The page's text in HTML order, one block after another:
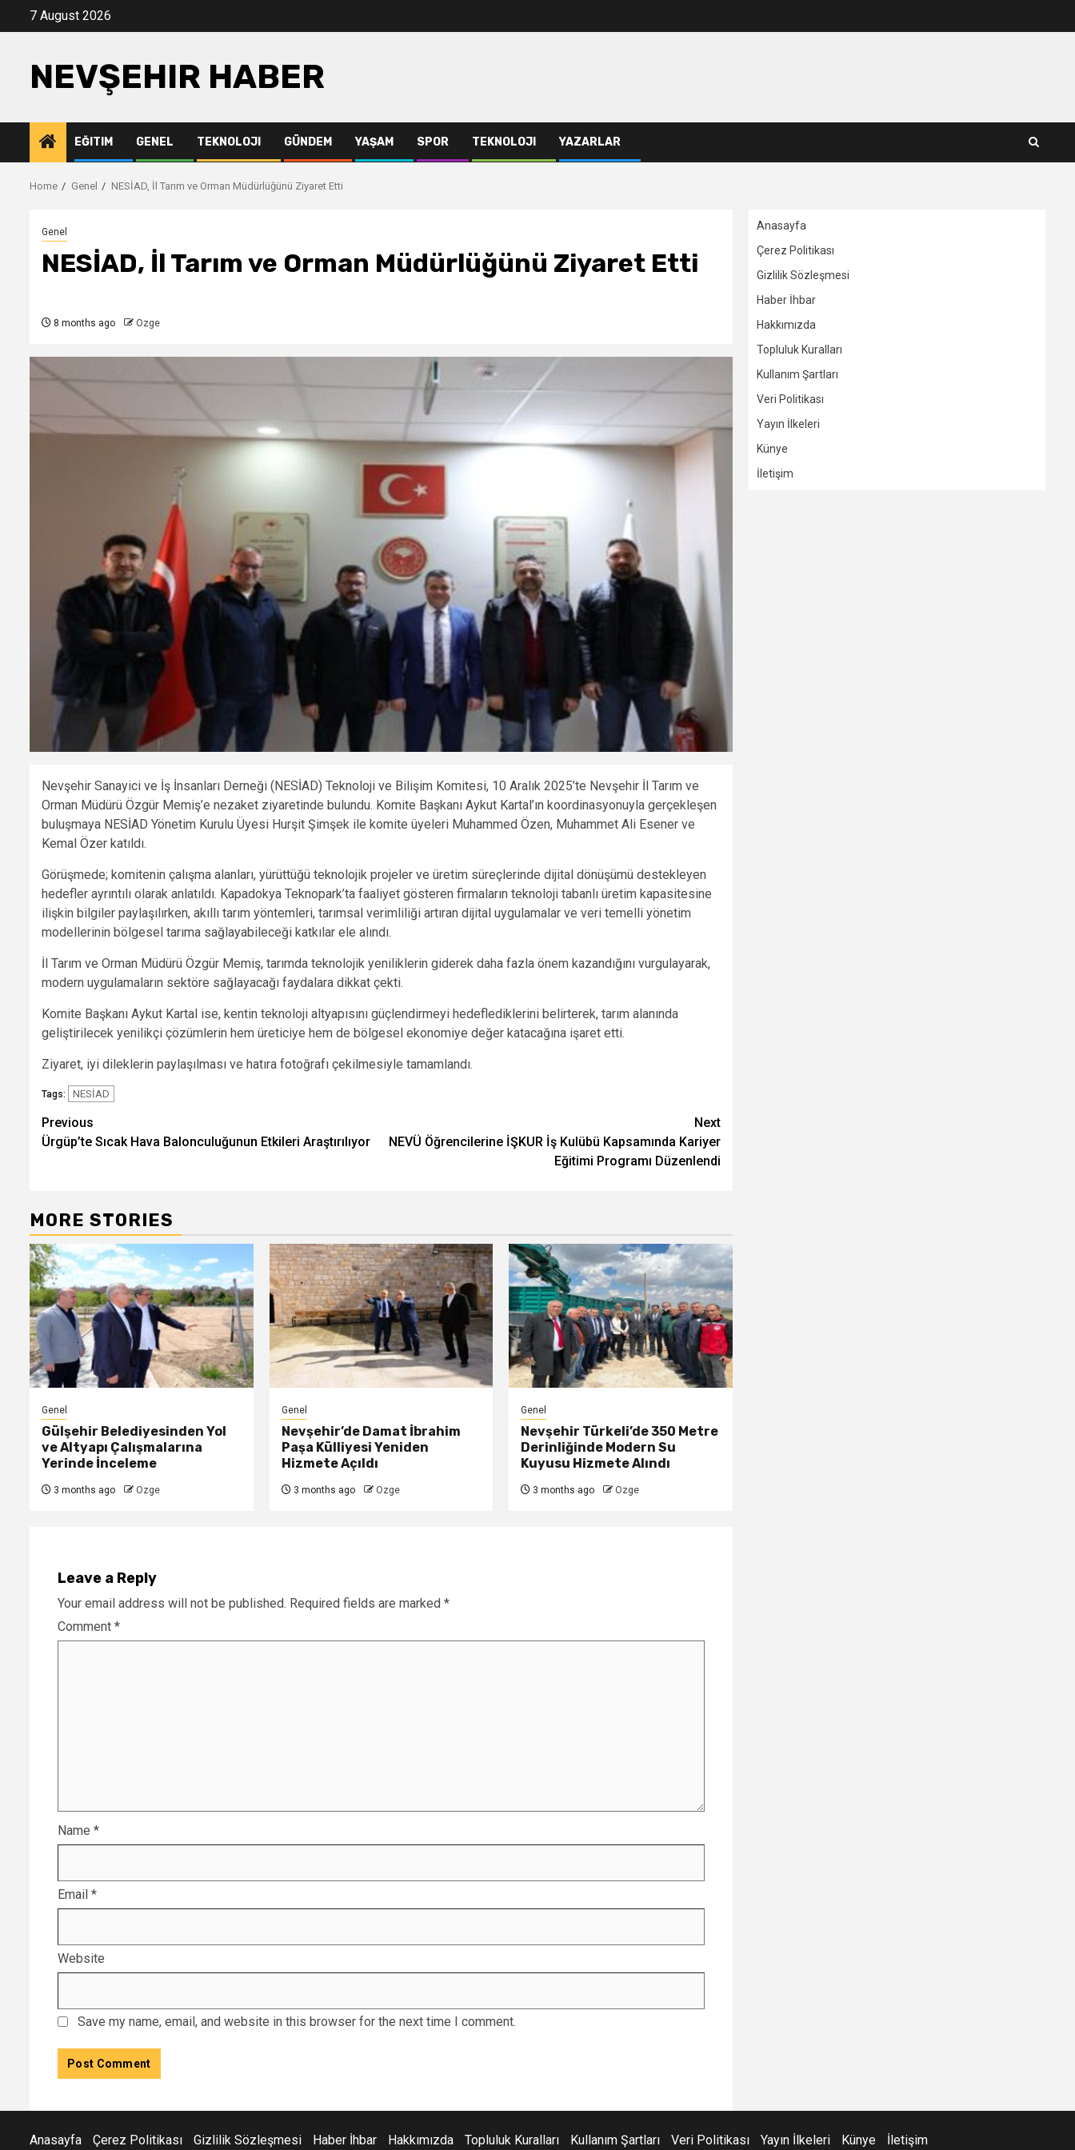
7 August 2026
NEVŞEHIR HABER
EĞITIM GENEL TEKNOLOJI GÜNDEM YAŞAM SPOR TEKNOLOJI YAZARLAR
Home Genel NESİAD, İl Tarım ve Orman Müdürlüğünü Ziyaret Etti
Genel
NESİAD, İl Tarım ve Orman Müdürlüğünü Ziyaret Etti
8 months ago Ozge
Nevşehir Sanayici ve İş İnsanları Derneği (NESİAD) Teknoloji ve Bilişim Komitesi, 10 Aralık 2025’te Nevşehir İl Tarım ve
Orman Müdürü Özgür Memiş’e nezaket ziyaretinde bulundu. Komite Başkanı Aykut Kartal’ın koordinasyonuyla gerçekleşen
buluşmaya NESİAD Yönetim Kurulu Üyesi Hurşit Şimşek ile komite üyeleri Muhammed Özen, Muhammet Ali Esener ve
Kemal Özer katıldı.
Görüşmede; komitenin çalışma alanları, yürüttüğü teknolojik projeler ve üretim süreçlerinde dijital dönüşümü destekleyen
hedefler ayrıntılı olarak anlatıldı. Kapadokya Teknopark’ta faaliyet gösteren firmaların teknoloji tabanlı üretim kapasitesine
ilişkin bilgiler paylaşılırken, akıllı tarım yöntemleri, tarımsal verimliliği artıran dijital uygulamalar ve veri temelli yönetim
modellerinin bölgesel tarıma sağlayabileceği katkılar ele alındı.
İl Tarım ve Orman Müdürü Özgür Memiş, tarımda teknolojik yeniliklerin giderek daha fazla önem kazandığını vurgulayarak,
modern uygulamaların sektöre sağlayacağı faydalara dikkat çekti.
Komite Başkanı Aykut Kartal ise, kentin teknoloji altyapısını güçlendirmeyi hedeflediklerini belirterek, tarım alanında
geliştirilecek yenilikçi çözümlerin hem üreticiye hem de bölgesel ekonomiye değer katacağına işaret etti.
Ziyaret, iyi dileklerin paylaşılması ve hatıra fotoğrafı çekilmesiyle tamamlandı.
Tags: NESİAD
Post
navigation
Previous
Ürgüp’te Sıcak Hava Balonculuğunun Etkileri Araştırılıyor
Next
NEVÜ Öğrencilerine İŞKUR İş Kulübü Kapsamında Kariyer
Eğitimi Programı Düzenlendi
MORE STORIES
Genel
Gülşehir Belediyesinden Yol
ve Altyapı Çalışmalarına
Yerinde İnceleme
3 months ago Ozge
Genel
Nevşehir’de Damat İbrahim
Paşa Külliyesi Yeniden
Hizmete Açıldı
3 months ago Ozge
Genel
Nevşehir Türkeli’de 350 Metre
Derinliğinde Modern Su
Kuyusu Hizmete Alındı
3 months ago Ozge
Leave a Reply
Your email address will not be published. Required fields are marked *
Comment *
Name *
Email *
Website
Save my name, email, and website in this browser for the next time I comment.
Anasayfa
Çerez Politikası
Gizlilik Sözleşmesi
Haber İhbar
Hakkımızda
Topluluk Kuralları
Kullanım Şartları
Veri Politikası
Yayın İlkeleri
Künye
İletişim
Anasayfa Çerez Politikası Gizlilik Sözleşmesi Haber İhbar Hakkımızda Topluluk Kuralları Kullanım Şartları Veri Politikası Yayın İlkeleri Künye İletişim